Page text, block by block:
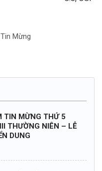
Mừng
TIN MỪNG THỨ 5
THƯỜNG NIÊN – LỄ
DUNG